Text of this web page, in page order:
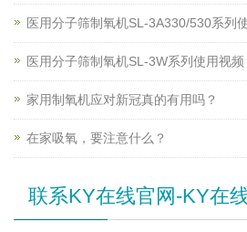
医用分子筛制氧机SL-3A330/530系列
医用分子筛制氧机SL-3W系列使用视频
家用制氧机应对新冠真的有用吗？
在家吸氧，要注意什么？
联系KY在线官网-KY在